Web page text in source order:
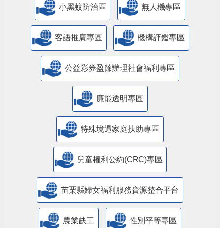
小黑蚊防治區 無人機專區
客語推廣專區 機構評鑑專區
公益彩券盈餘辦理社會福利專區
廉能透明專區
特殊境遇家庭扶助專區
兒童權利公約(CRC)專區
苗栗縣婦女福利服務資源整合平台
農業缺工 性別平等專區